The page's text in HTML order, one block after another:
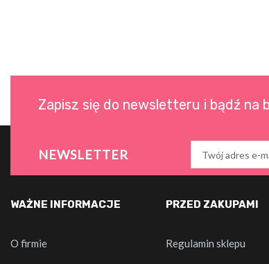
Zapisz się do newsletteru i bądź na
NEWSLETTER
WAŻNE INFORMACJE
O firmie
PRZED ZAKUPAMI
Regulamin sklepu